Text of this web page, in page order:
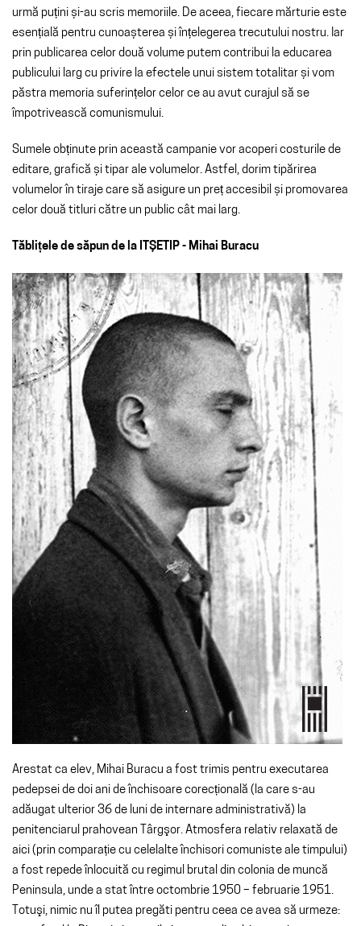
urmă puțini și-au scris memoriile. De aceea, fiecare mărturie este
esențială pentru cunoașterea și înțelegerea trecutului nostru. Iar
prin publicarea celor două volume putem contribui la educarea
publicului larg cu privire la efectele unui sistem totalitar și vom
păstra memoria suferințelor celor ce au avut curajul să se
împotrivească comunismului.
Sumele obținute prin această campanie vor acoperi costurile de
editare, grafică și tipar ale volumelor. Astfel, dorim tipărirea
volumelor în tiraje care să asigure un preț accesibil și promovarea
celor două titluri către un public cât mai larg.
Tăblițele de săpun de la ITȘETIP - Mihai Buracu
Arestat ca elev, Mihai Buracu a fost trimis pentru executarea
pedepsei de doi ani de închisoare corecțională (la care s-au
adăugat ulterior 36 de luni de internare administrativă) la
penitenciarul prahovean Târgşor. Atmosfera relativ relaxată de
aici (prin comparație cu celelalte închisori comuniste ale timpului)
a fost repede înlocuită cu regimul brutal din colonia de muncă
Peninsula, unde a stat între octombrie 1950 – februarie 1951.
Totuşi, nimic nu îl putea pregăti pentru ceea ce avea să urmeze: